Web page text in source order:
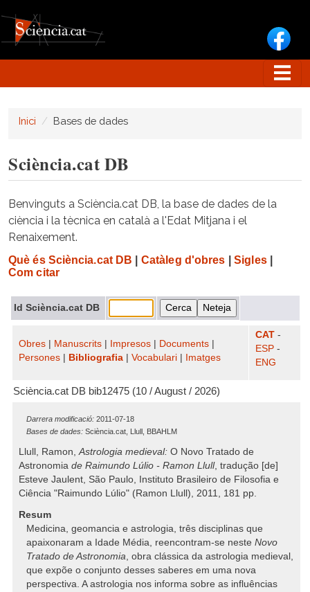
Inici Bases de dades
Sciència.cat DB
Benvinguts a Sciència.cat DB, la base de dades de la
ciència i la tècnica en català a l'Edat Mitjana i el
Renaixement.
Què és Sciència.cat DB Catàleg d'obres Sigles|
Com citar
Id Sciència.cat DB
Obres Manuscrits Impresos Documents
Persones
Bibliografia Vocabulari Imatges
CAT -
ESP -
ENG
Sciència.cat DB bib12475 (10 / August / 2026)
Darrera modificació: 2011-07-18
Bases de dades: Sciència.cat, Llull, BBAHLM
Llull, Ramon,Astrologia medieval: O Novo Tratado de
Astronomia de Raimundo Lúlio - Ramon Llull, tradução [de]
Esteve Jaulent, São Paulo, Instituto Brasileiro de Filosofia e
Ciência "Raimundo Lúlio" (Ramon Llull), 2011, 181 pp.
Resum
Medicina, geomancia e astrologia, três disciplinas que
apaixonaram a Idade Média, reencontram-se neste Novo
Tratado de Astronomia, obra clássica da astrologia medieval,
que expõe o conjunto desses saberes em uma nova
perspectiva. A astrologia nos informa sobre as influências